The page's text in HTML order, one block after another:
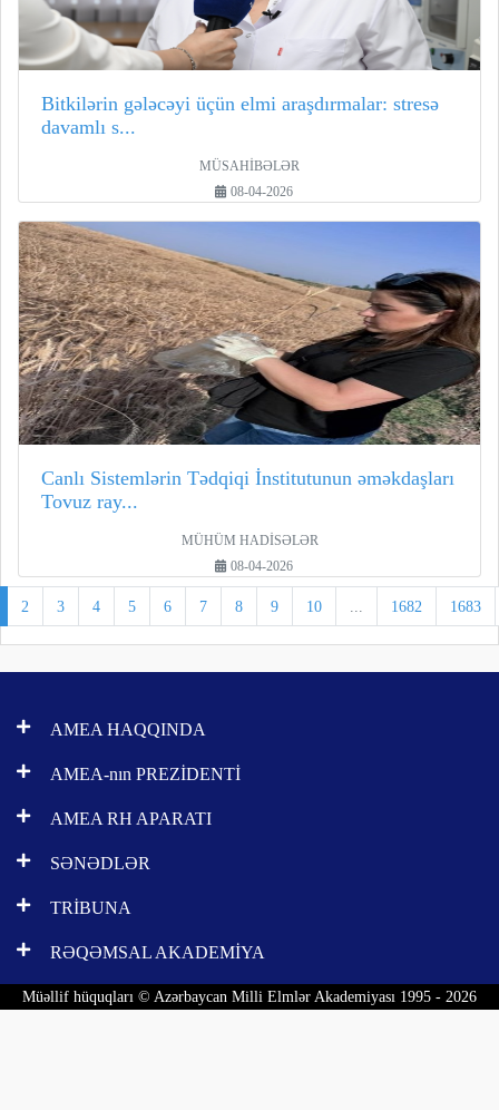
Bitkilərin gələcəyi üçün elmi araşdırmalar: stresə
davamlı s...
MÜSAHİBƏLƏR
08-04-2026
Canlı Sistemlərin Tədqiqi İnstitutunun əməkdaşları
Tovuz ray...
MÜHÜM HADİSƏLƏR
08-04-2026
2 3 4 5 6 7 8 9 10 ... 1682 1683
AMEA HAQQINDA
AMEA-nın PREZİDENTİ
AMEA RH APARATI
SƏNƏDLƏR
TRİBUNA
RƏQƏMSAL AKADEMİYA
Müəllif hüquqları © Azərbaycan Milli Elmlər Akademiyası 1995 - 2026